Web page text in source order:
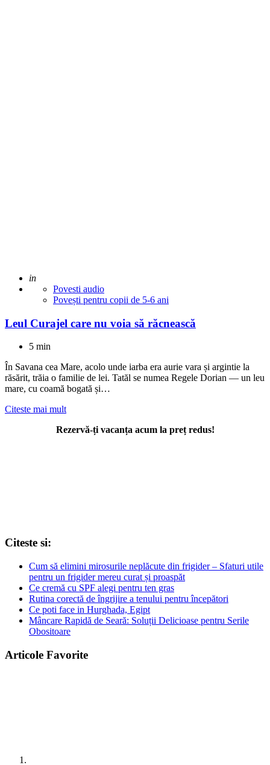
Adaugat
in
Povesti audio
Povești pentru copii de 5-6 ani
Leul Curajel care nu voia să răcnească
5 min
În Savana cea Mare, acolo unde iarba era aurie vara și argintie la
răsărit, trăia o familie de lei. Tatăl se numea Regele Dorian — un leu
mare, cu coamă bogată și…
Citeste mai mult
Rezervă-ți vacanța acum la preț redus!
Citeste si:
Cum să elimini mirosurile neplăcute din frigider – Sfaturi utile
pentru un frigider mereu curat și proaspăt
Ce cremă cu SPF alegi pentru ten gras
Rutina corectă de îngrijire a tenului pentru începători
Ce poti face in Hurghada, Egipt
Mâncare Rapidă de Seară: Soluții Delicioase pentru Serile
Obositoare
Articole Favorite